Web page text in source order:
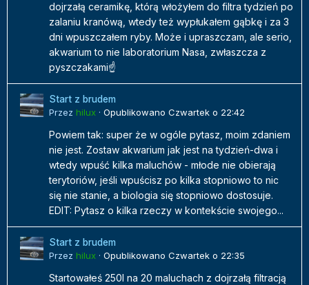
dojrzałą ceramikę, którą włożyłem do filtra tydzień po
zalaniu kranówą, wtedy też wypłukałem gąbkę i za 3
dni wpuszczałem ryby. Może i upraszczam, ale serio,
akwarium to nie laboratorium Nasa, zwłaszcza z
pyszczakami☝️
Start z brudem
Przez hilux · Opublikowano Czwartek o 22:42
Powiem tak: super że w ogóle pytasz, moim zdaniem
nie jest. Zostaw akwarium jak jest na tydzień-dwa i
wtedy wpuść kilka maluchów - młode nie obierają
terytoriów, jeśli wpuścisz po kilka stopniowo to nic
się nie stanie, a biologia się stopniowo dostosuje.
EDIT: Pytasz o kilka rzeczy w kontekście swojego...
Start z brudem
Przez hilux · Opublikowano Czwartek o 22:35
Startowałeś 250l na 20 maluchach z dojrzałą filtracją